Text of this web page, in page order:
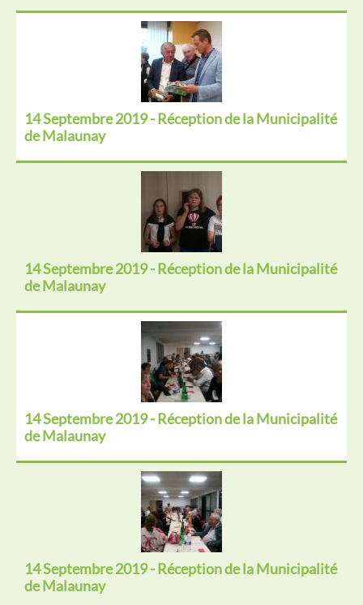
14 Septembre 2019 - Réception de la Municipalité
de Malaunay
14 Septembre 2019 - Réception de la Municipalité
de Malaunay
14 Septembre 2019 - Réception de la Municipalité
de Malaunay
14 Septembre 2019 - Réception de la Municipalité
de Malaunay